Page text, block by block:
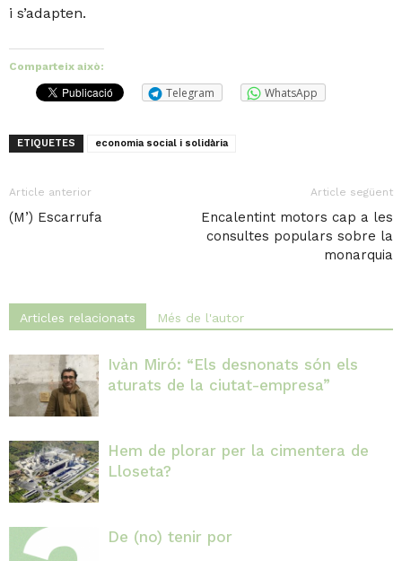
i s’adapten.
Comparteix això:
Telegram WhatsApp
ETIQUETES economia social i solidària
Article anterior
(M’) Escarrufa
Article següent
Encalentint motors cap a les
consultes populars sobre la
monarquia
Articles relacionats Més de l'autor
Ivàn Miró: “Els desnonats són els
aturats de la ciutat-empresa”
Hem de plorar per la cimentera de
Lloseta?
De (no) tenir por